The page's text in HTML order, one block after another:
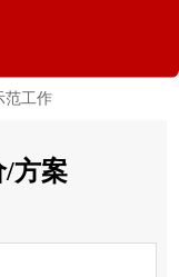
市生活污水管网建
范工作
/方案